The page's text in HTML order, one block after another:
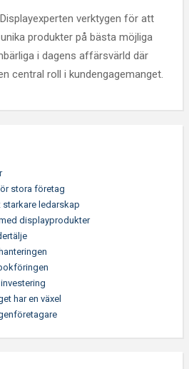
verktygen för att
produkter på bästa möjliga
i dagens affärsvärld där
central roll i kundengagemanget.
stora företag
ledarskap
displayprodukter
har en växel